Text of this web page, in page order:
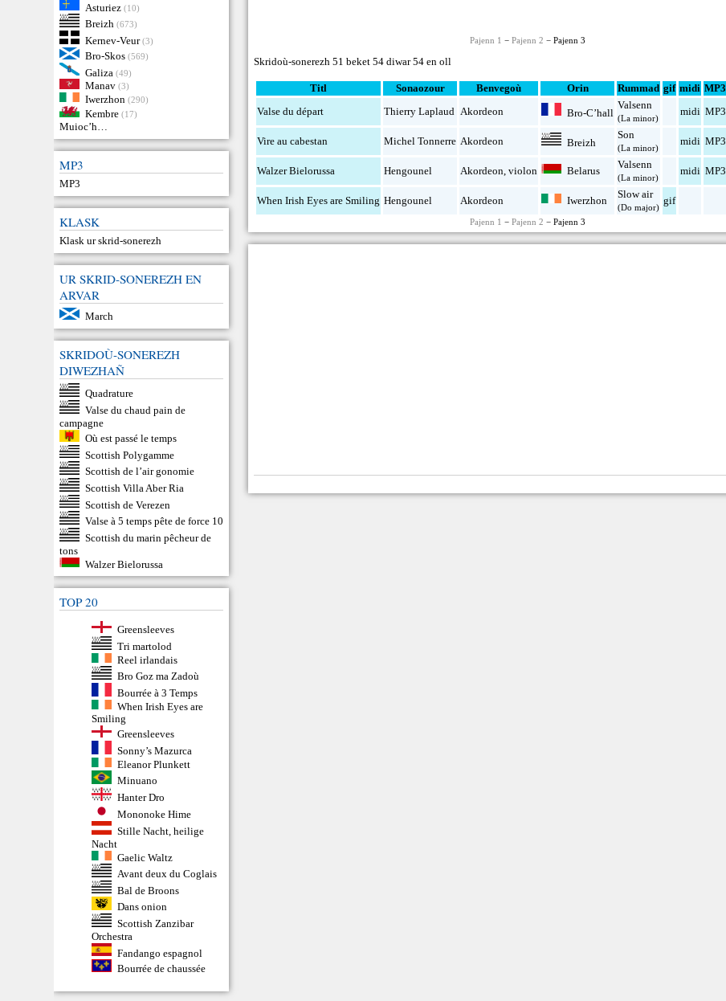
Asturiez (10)
Breizh (673)
Kernev-Veur (3)
Bro-Skos (569)
Galiza (49)
Manav (3)
Iwerzhon (290)
Kembre (17)
Muioc’h…
MP3
MP3
KLASK
Klask ur skrid-sonerezh
UR SKRID-SONEREZH EN
ARVAR
March
SKRIDOÙ-SONEREZH
DIWEZHAÑ
Quadrature
Valse du chaud pain de
campagne
Où est passé le temps
Scottish Polygamme
Scottish de l’air gonomie
Scottish Villa Aber Ria
Scottish de Verezen
Valse à 5 temps pête de force 10
Scottish du marin pêcheur de
tons
Walzer Bielorussa
TOP 20
Greensleeves
Tri martolod
Reel irlandais
Bro Goz ma Zadoù
Bourrée à 3 Temps
When Irish Eyes are
Smiling
Greensleeves
Sonny’s Mazurca
Eleanor Plunkett
Minuano
Hanter Dro
Mononoke Hime
Stille Nacht, heilige
Nacht
Gaelic Waltz
Avant deux du Coglais
Bal de Broons
Dans onion
Scottish Zanzibar
Orchestra
Fandango espagnol
Bourrée de chaussée
Pajenn 1 −Pajenn 2 − Pajenn 3
Skridoù-sonerezh 51 beket 54 diwar 54 en oll
Titl Sonaozour Benvegoù Orin Rummad gif midi MP3
Valse du départ
Thierry Laplaud Akordeon Bro-C’hall
Valsenn
(La minor)
midi MP3
Vire au cabestan Michel Tonnerre Akordeon Breizh
Son
(La minor)
midi MP3
Walzer Bielorussa Hengounel Akordeon ,violon Belarus Valsenn
(La minor)
midi MP3
When Irish Eyes are Smiling Hengounel Akordeon Iwerzhon Slow air
(Do major)
gif
Pajenn 1 −Pajenn 2 − Pajenn 3